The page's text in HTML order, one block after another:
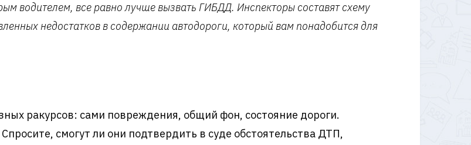
водителем, все равно лучше вызвать ГИБДД. Инспекторы составят схему
недостатков в содержании автодороги, который вам понадобится для
ракурсов: сами повреждения, общий фон, состояние дороги.
смогут ли они подтвердить в суде обстоятельства ДТП,